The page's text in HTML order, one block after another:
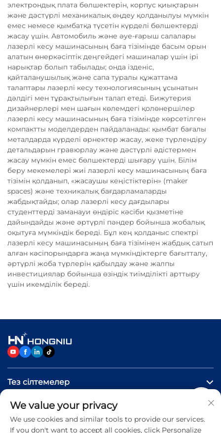
электрондық плата бөлшектерін, корпус қиықтарын
және дәстүрлі механикалық өңдеу қолданылуы мүмкін
емес немесе қымбатқа түсетін күрделі бөлшектерді
жасау үшін. Автомобиль және әуе-ғарыш салалары
лазерлі кесу машинасының баға тізімінде басым орын
алатын өнеркәсіптік деңгейдегі машиналар үшін ірі
нарықтар болып табылады; онда ізденіс,
қайталанушылық және сапа туралы құжаттама
талаптары лазерлі кесу технологиясының ұсынатын
дәлдігі мен тұрақтылығын талап етеді. Бижутерия
дизайнерлері мен шағын көлемдегі қолөнершілер
лазерлі кесу машинасының баға тізімінде көрсетілген
компактты моделдерден пайдаланады: қымбат бағалы
металдарда күрделі өрнектер жасау, жеке түрлендіру
детальдарын гравюрлау және дәстүрлі әдістермен
жасау мүмкін емес бөлшектерді шығару үшін. Білім
беру мекемелері жиі лазерлі кесу машинасының баға
тізімін қолданып, «жасаушы кеңістіктерін» (maker
spaces) және техникалық бағдарламаларды
жабдықтайды; олар лазерлі кесу дағдылары
студенттерді заманауи өндіріс кәсіби қызметіне
дайындайды және әртүрлі пәндер бойынша жобалық
оқытуға мүмкіндік береді. Бұл кең қолданыс спектрі
лазерлі кесу машинасының баға тізімінен жабдық сатып
алған кәсіпорындарға жаңа мүмкіндіктерге бағытталу,
әртүрлі жоба түрлерін қабылдау және жалпы
инвестициялар бойынша өзіндік тиімділікті арттыру
үшін икемділік береді.
Тез сілтемелер
Өнімдер
We value your privacy
We use cookies and similar tools to provide our services.
If you don't want to accept all cookies, click Personalize